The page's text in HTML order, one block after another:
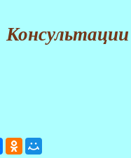
Консультации